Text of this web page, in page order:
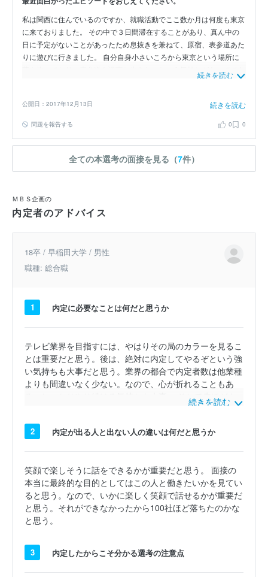
私は関西に住んでいるのですか、就職活動でここ数か月は何度も東京
に来ておりました。 その中で３日間滞在することがあり、真ん中の
日に予定がないことがあったため息抜きを兼ねて、原宿、表参道あた
りに遊びに行きました。 自分自身小さいころから東京という場所に
夢を抱いており、表参道を颯爽と歩きたいという気持ちがあってでき
る限りおしゃれをして歩いておりました。 その時に、ちゃらちゃら
美容師らしく、「お姉さん、髪切りたいと思ってたでしょう」となれ
なれしく話しかけてきたのですが、私もこれでカットモデルデビュー
よ！」と言われ「金、とるんかい」と思った出来事です。
続きを読む
公開日：2017年12月13日 続きを読む
問題を報告する 0 0
全ての本選考の面接を見る（7件）
ＭＢＳ企画の
内定者のアドバイス
18卒 / 早稲田大学 / 男性
職種: 総合職
1 内定に必要なことは何だと思うか
テレビ業界を目指すには、やはりその局のカラーを見るこ
とは重要だと思う。後は、絶対に内定してやるぞという強
い気持ちも大事だと思う。業界の都合で内定者数は他業種
よりも間違いなく少ない。なので、心が折れることもあ
る。しっかりやり続ける気持ちも大事。 そして先ほども
述べたが、OB訪問は必ずやっておくべき。その局のカラ
ーを見るには社員さんに会うのが一番。また、直接「〇〇
局ってどんなカラーですか」と聞いて見るのもありだと思
続きを読む
2 内定が出る人と出ない人の違いは何だと思うか
笑顔で楽しそうに話をできるかが重要だと思う。 面接の
本当に最終的な目的としてはこの人と働きたいかを見てい
ると思う。なので、いかに楽しく笑顔で話せるかが重要だ
と思う。それができなかったから100社ほど落ちたのかな
と思う。
3 内定したからこそ分かる選考の注意点